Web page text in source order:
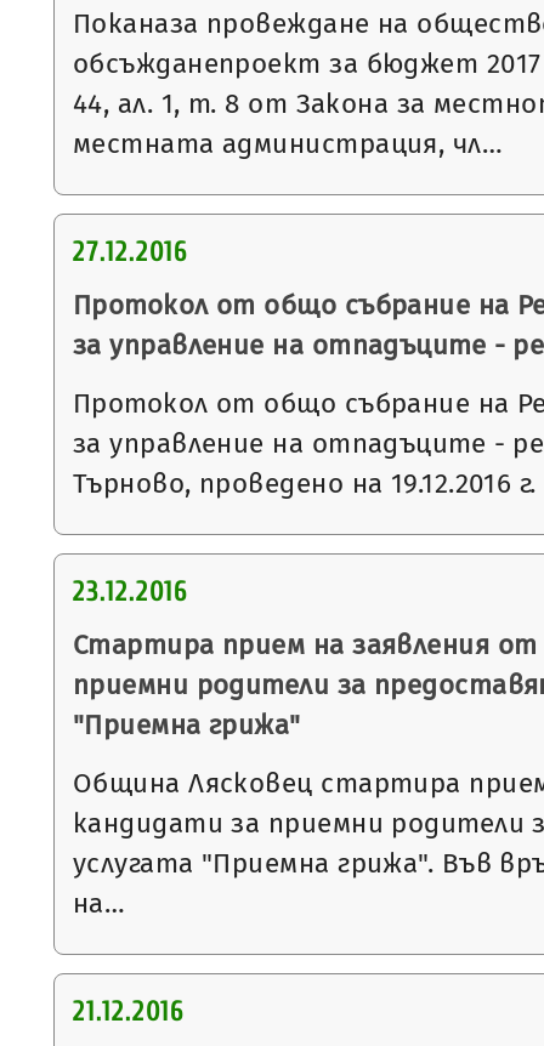
Поканаза провеждане на
обсъжданепроект за бюджет 2017
44, ал. 1, т. 8 от Закона за
местната администрация, чл…
27.12.2016
Протокол от общо събрание на
за управление на отпадъците -
Протокол от общо събрание на
за управление на отпадъците -
Търново, проведено на 19.12.2016
23.12.2016
Стартира прием на заявления
приемни родители за
"Приемна грижа"
Община Лясковец стартира
кандидати за приемни родители
услугата "Приемна грижа". Във
на…
21.12.2016